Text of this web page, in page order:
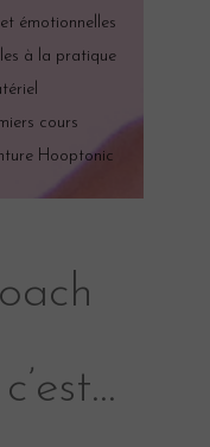
émotionnelles
à la pratique
cours
Hooptonic